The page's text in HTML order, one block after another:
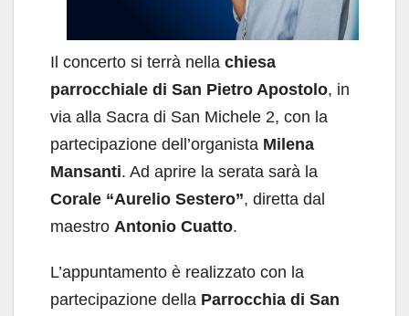
Il concerto si terrà nella chiesa
parrocchiale di San Pietro Apostolo, in
via alla Sacra di San Michele 2, con la
partecipazione dell’organista Milena
Mansanti. Ad aprire la serata sarà la
Corale “Aurelio Sestero”, diretta dal
maestro Antonio Cuatto.
L’appuntamento è realizzato con la
partecipazione della Parrocchia di San